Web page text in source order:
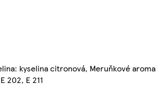
kyselina citronová, Meruňkové
202, E 211